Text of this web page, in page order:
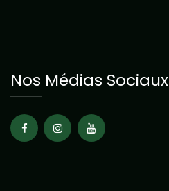
Nos Médias Sociaux